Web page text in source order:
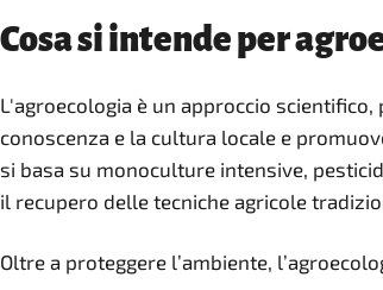
Cosa si intende per
L'agroecologia è un approccio
conoscenza e la cultura locale e
si basa su monoculture intensive,
il recupero delle tecniche agricole
Oltre a proteggere l’ambiente,